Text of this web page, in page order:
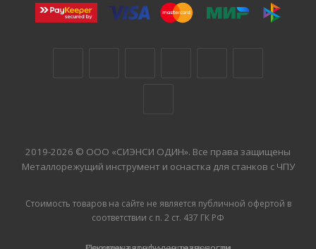
2019-2026 © ООО «СИЭНСИ ОДИН». Все права защищены
Металлорежущий инструмент и оснастка для станков с ЧПУ
Стоимость товаров на сайте не является публичной офертой в
соответствии с п. 2 ст. 437 ГК РФ